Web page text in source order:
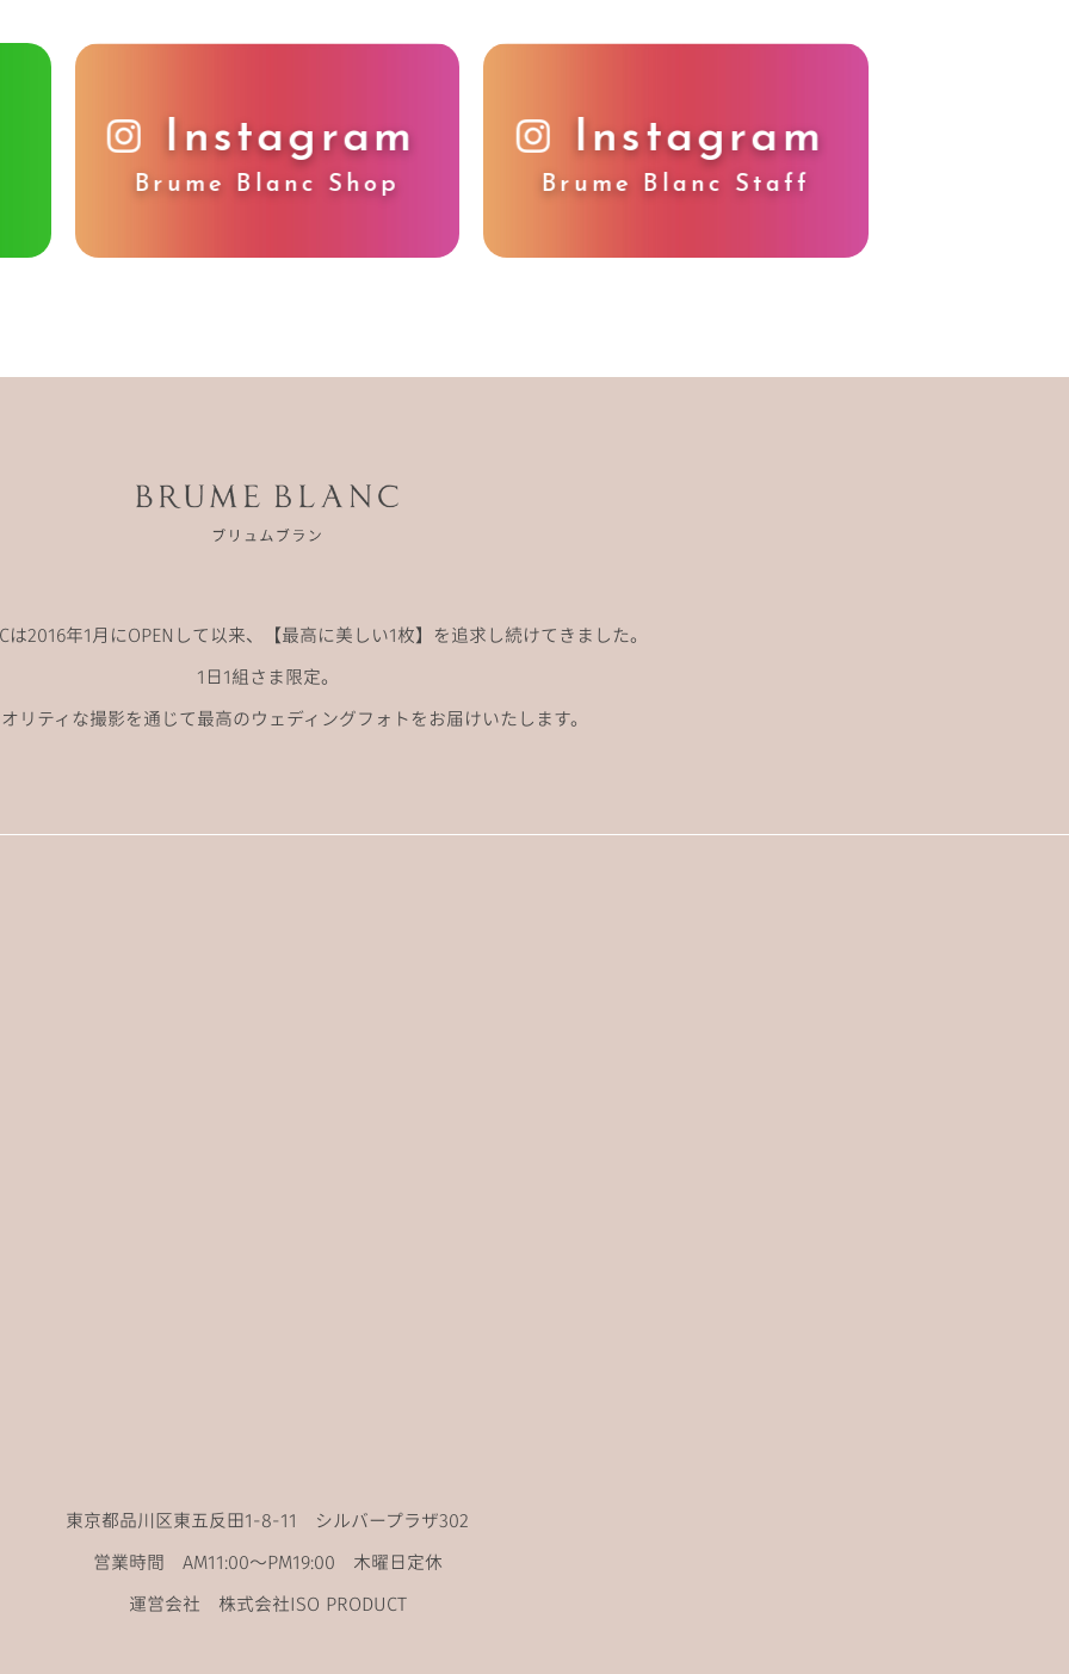
Instagram
Brume Blanc Shop
Instagram
Brume Blanc Staff
は2016年1月にOPENして以来、
【最高に美しい1枚】を追求し続けてきました。
1日1組さま限定。
リティな撮影を通じて最高のウェディングフォトをお届けいたします。
東京都品川区東五反田1-8-11 シルバープラザ302
営業時間 AM11:00〜PM19:00 木曜日定休
運営会社 株式会社ISO PRODUCT